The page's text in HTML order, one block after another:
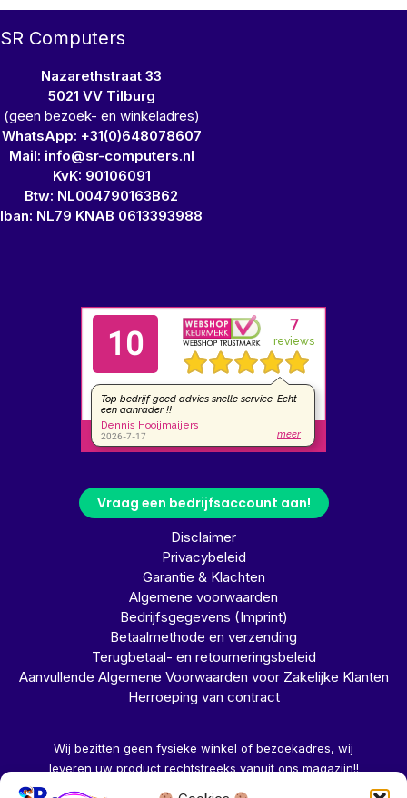
SR Computers
Nazarethstraat 33
5021 VV Tilburg
(geen bezoek- en winkeladres)
WhatsApp: +31(0)648078607
Mail: info@sr-computers.nl
KvK: 90106091
Btw: NL004790163B62
Iban: NL79 KNAB 0613393988
Vraag een bedrijfsaccount aan!
Disclaimer
Privacybeleid
Garantie & Klachten
Algemene voorwaarden
Bedrijfsgegevens (Imprint)
Betaalmethode en verzending
Terugbetaal- en retourneringsbeleid
Aanvullende Algemene Voorwaarden voor Zakelijke Klanten
Herroeping van contract
Wij bezitten geen fysieke winkel of bezoekadres, wij
leveren uw product rechtstreeks vanuit ons magazijn!!